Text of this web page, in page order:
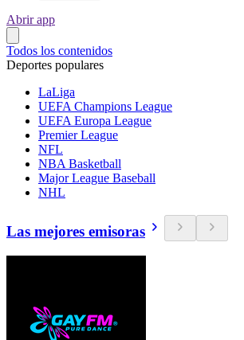
Abrir app
Todos los contenidos
Deportes populares
LaLiga
UEFA Champions League
UEFA Europa League
Premier League
NFL
NBA Basketball
Major League Baseball
NHL
Las mejores emisoras